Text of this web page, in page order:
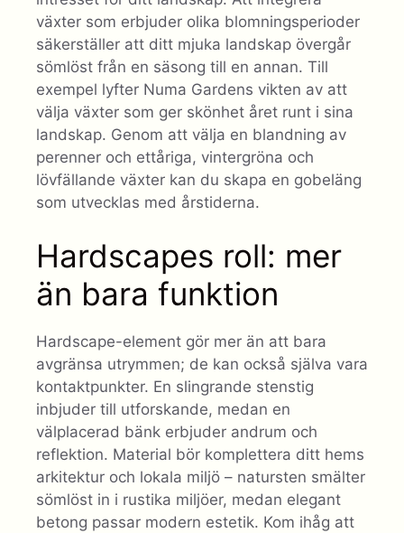
växter som erbjuder olika blomningsperioder
säkerställer att ditt mjuka landskap övergår
sömlöst från en säsong till en annan. Till
exempel lyfter Numa Gardens vikten av att
välja växter som ger skönhet året runt i sina
landskap. Genom att välja en blandning av
perenner och ettåriga, vintergröna och
lövfällande växter kan du skapa en gobeläng
som utvecklas med årstiderna.
Hardscapes roll: mer
än bara funktion
Hardscape-element gör mer än att bara
avgränsa utrymmen; de kan också själva vara
kontaktpunkter. En slingrande stenstig
inbjuder till utforskande, medan en
välplacerad bänk erbjuder andrum och
reflektion. Material bör komplettera ditt hems
arkitektur och lokala miljö – natursten smälter
sömlöst in i rustika miljöer, medan elegant
betong passar modern estetik. Kom ihåg att